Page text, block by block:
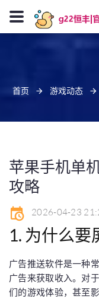
首页 游戏动态
苹果手机单
攻略
2026-04-23
1. 为什么
广告推送软件是一种
广告来获取收入。对
们的游戏体验，甚至